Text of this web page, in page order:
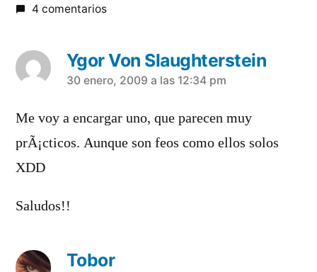
4 comentarios
Ygor Von Slaughterstein
dice:
30 enero, 2009 a las 12:34 pm
Me voy a encargar uno, que parecen muy
prÃ¡cticos. Aunque son feos como ellos solos
XDD
Saludos!!
Tobor